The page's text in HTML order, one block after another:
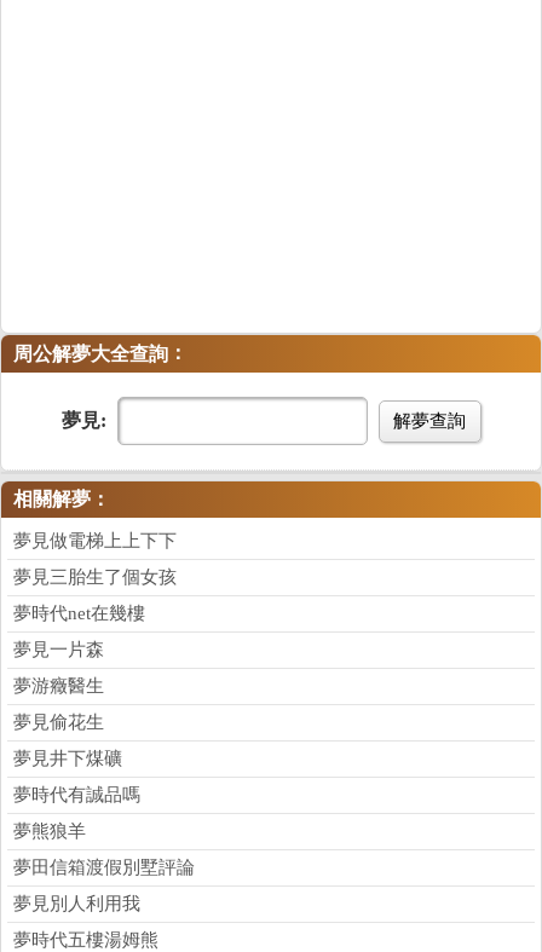
周公解夢大全查詢 ：
夢見: 解夢查詢
相關解夢：
夢見做電梯上上下下
夢見三胎生了個女孩
夢時代net在幾樓
夢見一片森
夢游癥醫生
夢見偷花生
夢見井下煤礦
夢時代有誠品嗎
夢熊狼羊
夢田信箱渡假別墅評論
夢見別人利用我
夢時代五樓湯姆熊